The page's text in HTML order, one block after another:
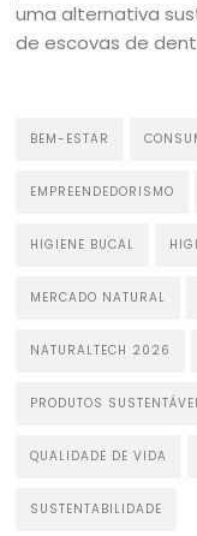
uma alternativa
de escovas de
BEM-ESTAR
EMPREENDEDORISMO
HIGIENE BUCAL
MERCADO NATURAL
NATURALTECH 2026
PRODUTOS
QUALIDADE DE VIDA
SUSTENTABILIDADE